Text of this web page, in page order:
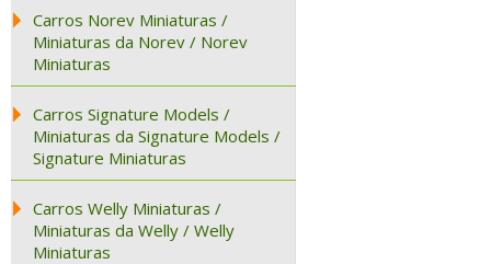
Carros Norev Miniaturas /
Miniaturas da Norev / Norev
Miniaturas
Carros Signature Models /
Miniaturas da Signature Models /
Signature Miniaturas
Carros Welly Miniaturas /
Miniaturas da Welly / Welly
Miniaturas